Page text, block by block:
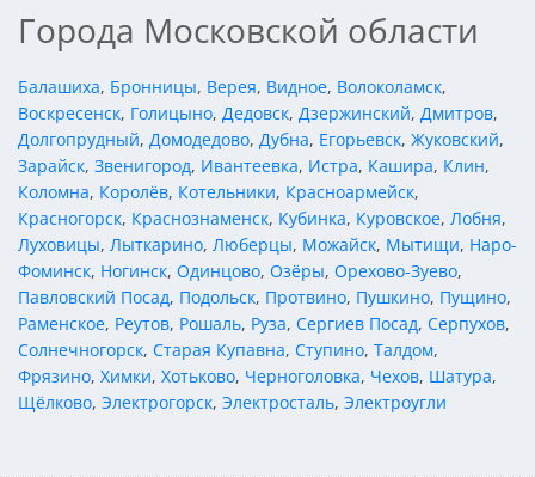
Города Московской области
Балашиха, Бронницы, Верея, Видное, Волоколамск,
Воскресенск, Голицыно, Дедовск, Дзержинский, Дмитров,
Долгопрудный, Домодедово, Дубна, Егорьевск, Жуковский,
Зарайск, Звенигород, Ивантеевка, Истра, Кашира, Клин,
Коломна, Королёв, Котельники, Красноармейск,
Красногорск, Краснознаменск, Кубинка, Куровское, Лобня,
Луховицы, Лыткарино, Люберцы, Можайск, Мытищи, Наро-
Фоминск, Ногинск, Одинцово, Озёры, Орехово-Зуево,
Павловский Посад, Подольск, Протвино, Пушкино, Пущино,
Раменское, Реутов, Рошаль, Руза, Сергиев Посад, Серпухов,
Солнечногорск, Старая Купавна, Ступино, Талдом,
Фрязино, Химки, Хотьково, Черноголовка, Чехов, Шатура,
Щёлково, Электрогорск, Электросталь, Электроугли